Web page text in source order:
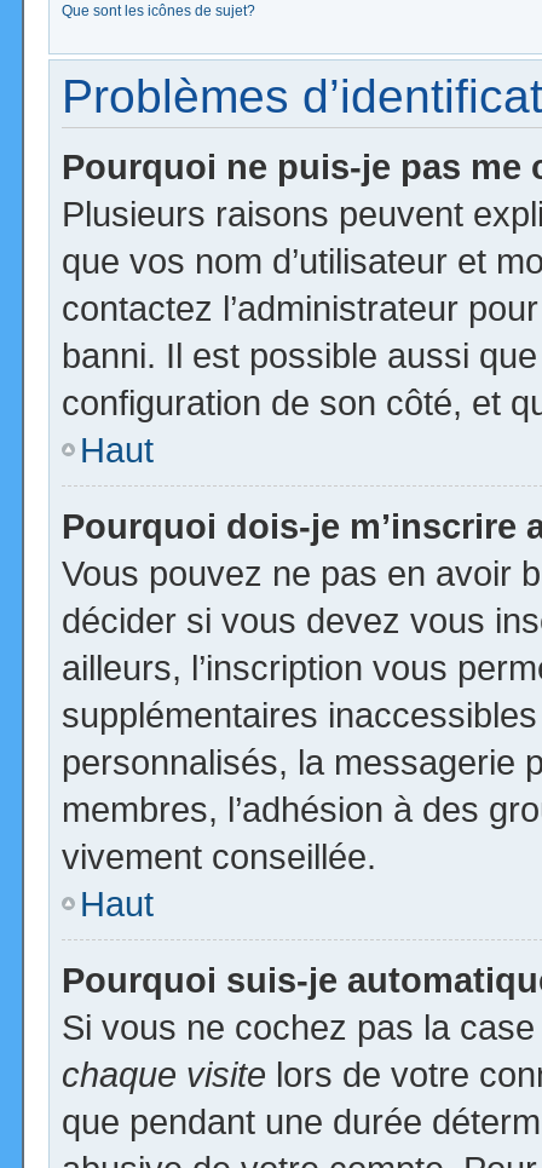
Que sont les icônes de sujet?
Problèmes
Pourquoi ne puis-je pas me
Plusieurs raisons peuvent
que vos nom d’utilisateur et
contactez l’administrateur
banni. Il est possible aussi
configuration de son côté, et
Haut
Pourquoi dois-je m’inscrire
Vous pouvez ne pas en avoir
décider si vous devez vous
ailleurs, l’inscription vous
supplémentaires
personnalisés, la messagerie
membres, l’adhésion à des
vivement conseillée.
Haut
Pourquoi suis-je
Si vous ne cochez pas la
chaque visite lors de votre
que pendant une durée